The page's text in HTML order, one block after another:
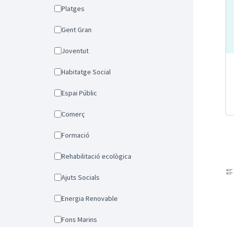
Platges
Gent Gran
Joventut
Habitatge Social
Espai Públic
Comerç
Formació
Rehabilitació ecològica
Ajuts Socials
Energia Renovable
Fons Marins